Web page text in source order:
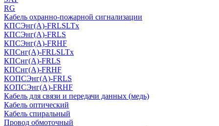
RG
Кабель охранно-пожарной сигнализации
КПСЭнг(А)-FRLSLTx
КПСЭнг(А)-FRLS
КПСЭнг(А)-FRHF
КПСнг(А)-FRLSLTx
КПСнг(А)-FRLS
КПСнг(А)-FRHF
КОПСЭнг(А)-FRLS
КОПСЭнг(А)-FRHF
Кабель для связи и передачи данных (медь)
Кабель оптический
Кабель спиральный
Провод обмоточный